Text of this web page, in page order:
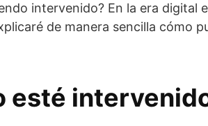
intervenido? En la era digital
de manera sencilla cómo
esté